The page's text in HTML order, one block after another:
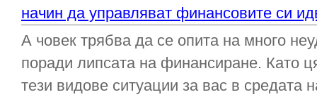
начин да управляват финансовите си
А човек трябва да се опита на много
поради липсата на финансиране. Като
тези видове ситуации за вас в средата